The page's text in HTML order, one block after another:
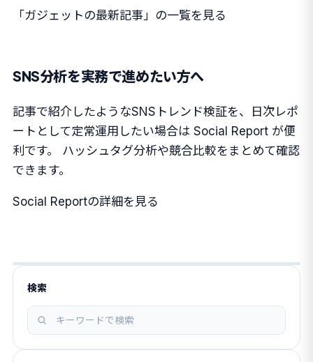
「ガジェットの最新記事」の一覧を見る
SNS分析を実務で進めたい方へ
記事で紹介したようなSNSトレンド検証を、日次レポ
ートとして定常運用したい場合は Social Report が便
利です。 ハッシュタグ分析や競合比較をまとめて確認
できます。
Social Reportの詳細を見る
検索
記
事
を